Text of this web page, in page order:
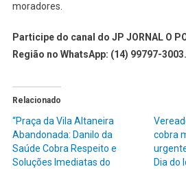
moradores.
Participe do canal do JP JORNAL O
Região no WhatsApp: (14) 99797-3003.
Relacionado
“Praça da Vila Altaneira
Abandonada: Danilo da
Saúde Cobra Respeito e
Soluções Imediatas do
cobra
Dia do